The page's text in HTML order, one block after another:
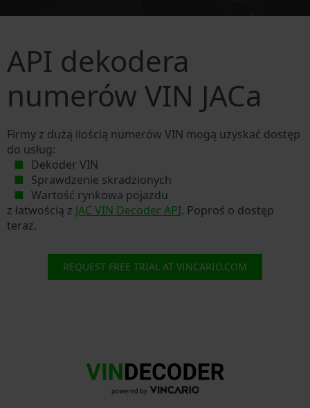
API dekodera
numerów VIN JACa
Firmy z dużą ilością numerów VIN mogą uzyskać dostęp
do usług:
Dekoder VIN
Sprawdzenie skradzionych
Wartość rynkowa pojazdu
z łatwością z JAC VIN Decoder API. Poproś o dostęp
teraz.
REQUEST FREE TRIAL AT VINCARIO.COM